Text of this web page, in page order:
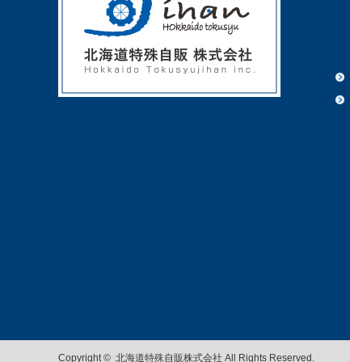
Copyright © 北海道特殊自販株式会社 All Rights Reserved.